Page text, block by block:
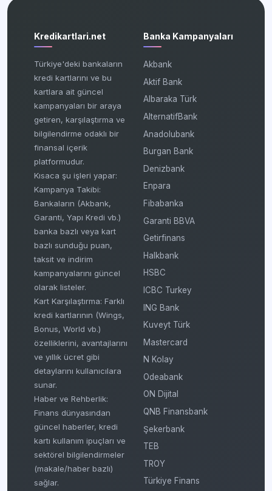
Kredikartlari.net
Türkiye'deki bankaların
kredi kartlarını ve bu
kartlara ait güncel
kampanyaları bir araya
getiren, karşılaştırma ve
bilgilendirme odaklı bir
finansal içerik
platformudur.
Kısaca şu işleri yapar:
Kampanya Takibi:
Bankaların (Akbank,
Garanti, Yapı Kredi vb.)
banka bazlı veya kart
bazlı sunduğu puan,
taksit ve indirim
kampanyalarını güncel
olarak listeler.
Kart Karşılaştırma: Farklı
kredi kartlarının (Wings,
Bonus, World vb.)
özelliklerini, avantajlarını
ve yıllık ücret gibi
detaylarını kullanıcılara
sunar.
Haber ve Rehberlik:
Finans dünyasından
güncel haberler, kredi
kartı kullanım ipuçları ve
sektörel bilgilendirmeler
(makale/haber bazlı)
sağlar.
Banka Kampanyaları
Akbank
Aktif Bank
Albaraka Türk
AlternatifBank
Anadolubank
Burgan Bank
Denizbank
Enpara
Fibabanka
Garanti BBVA
Getirfinans
Halkbank
HSBC
ICBC Turkey
ING Bank
Kuveyt Türk
Mastercard
N Kolay
Odeabank
ON Dijital
QNB Finansbank
Şekerbank
TEB
TROY
Türkiye Finans